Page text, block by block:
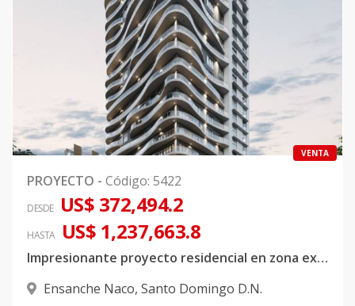
VENTA
PROYECTO - Código: 5422
DESDE US$ 372,494.2
HASTA US$ 1,237,663.8
Impresionante proyecto residencial en zona exclusiva de Naco
Ensanche Naco, Santo Domingo D.N.